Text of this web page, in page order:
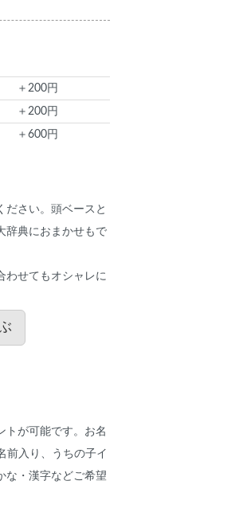
＋200円
＋200円
＋600円
ださい。頭ベースと
辞典におまかせもで
わせてもオシャレに
トが可能です。お名
前入り、うちの子イ
な・漢字などご希望